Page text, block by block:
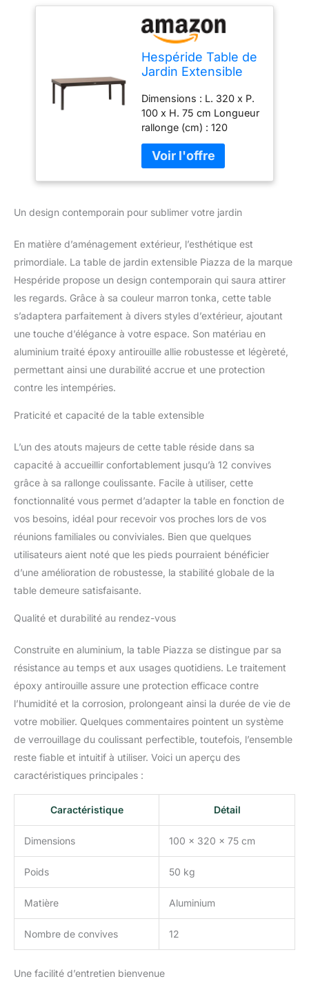
Hespéride Table de
Jardin Extensible
Tonka
Dimensions : L. 320 x P.
100 x H. 75 cm Longueur
rallonge (cm) : 120
Un design contemporain pour sublimer votre jardin
En matière d’aménagement extérieur, l’esthétique est
primordiale. La table de jardin extensible Piazza de la marque
Hespéride propose un design contemporain qui saura attirer
les regards. Grâce à sa couleur marron tonka, cette table
s’adaptera parfaitement à divers styles d’extérieur, ajoutant
une touche d’élégance à votre espace. Son matériau en
aluminium traité époxy antirouille allie robustesse et légèreté,
permettant ainsi une durabilité accrue et une protection
contre les intempéries.
Praticité et capacité de la table extensible
L’un des atouts majeurs de cette table réside dans sa
capacité à accueillir confortablement jusqu’à 12 convives
grâce à sa rallonge coulissante. Facile à utiliser, cette
fonctionnalité vous permet d’adapter la table en fonction de
vos besoins, idéal pour recevoir vos proches lors de vos
réunions familiales ou conviviales. Bien que quelques
utilisateurs aient noté que les pieds pourraient bénéficier
d’une amélioration de robustesse, la stabilité globale de la
table demeure satisfaisante.
Qualité et durabilité au rendez-vous
Construite en aluminium, la table Piazza se distingue par sa
résistance au temps et aux usages quotidiens. Le traitement
époxy antirouille assure une protection efficace contre
l’humidité et la corrosion, prolongeant ainsi la durée de vie de
votre mobilier. Quelques commentaires pointent un système
de verrouillage du coulissant perfectible, toutefois, l’ensemble
reste fiable et intuitif à utiliser. Voici un aperçu des
caractéristiques principales :
Caractéristique Détail
Dimensions 100 x 320 x 75 cm
Poids 50 kg
Matière Aluminium
Nombre de convives 12
Une facilité d’entretien bienvenue